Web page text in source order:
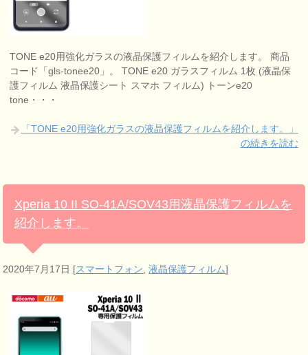
TONE e20用強化ガラスの液晶保護フィルムを紹介します。 商品
コード「gls-tonee20」。 TONE e20 ガラスフィルム 1枚 (液晶保
護フィルム 液晶保護シート スマホ フィルム) トーンe20
tone・・・
「TONE e20用強化ガラスの液晶保護フィルムを紹介します。」
の続きを読む
Xperia 10 II SO-41A/SOV43用液晶保護フィルムを
紹介します。
2020年7月17日 [スマートフォン,液晶保護フィルム]